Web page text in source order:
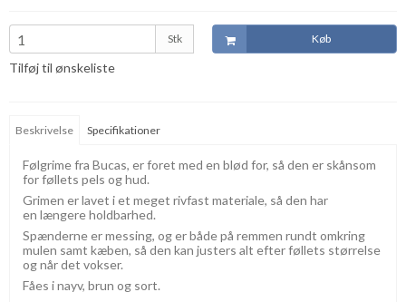
Stk Køb
Tilføj til ønskeliste
Beskrivelse Specifikationer
Følgrime fra Bucas, er foret med en blød for, så den er skånsom
for føllets pels og hud.
Grimen er lavet i et meget rivfast materiale, så den har
en længere holdbarhed.
Spænderne er messing, og er både på remmen rundt omkring
mulen samt kæben, så den kan justers alt efter føllets størrelse
og når det vokser.
Fåes i nayv, brun og sort.